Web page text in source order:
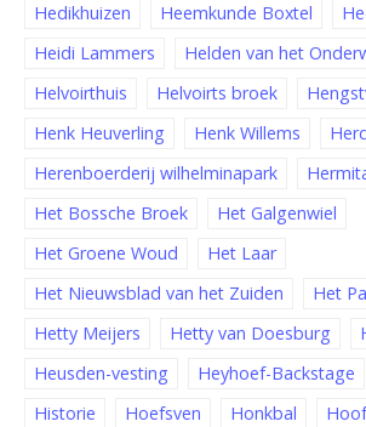
Hedikhuizen
Heemkunde Boxtel
Heidi Lammers
Helden van het
Helvoirthuis
Helvoirts broek
Henk Heuverling
Henk Willems
Herenboerderij wilhelminapark
Het Bossche Broek
Het Galgenwiel
Het Groene Woud
Het Laar
Het Nieuwsblad van het Zuiden
Het
Hetty Meijers
Hetty van Doesburg
Heusden-vesting
Heyhoef-Backstage
Historie
Hoefsven Honkbal